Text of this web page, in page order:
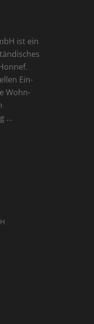
ist ein
Ein-
Wohn-
…